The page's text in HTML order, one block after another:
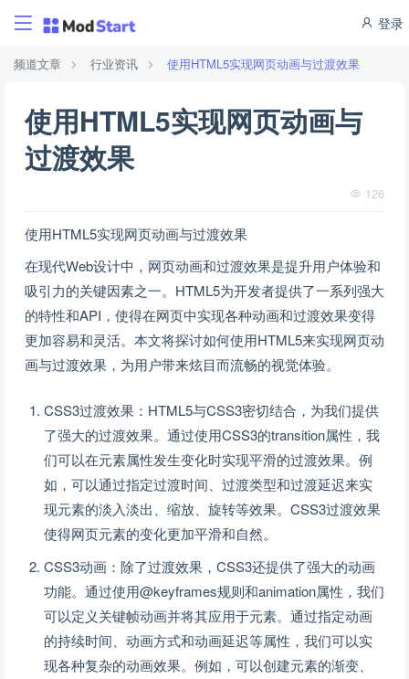
登录
频道文章 行业资讯 使用HTML5实现网页动画与过渡效果
使用HTML5实现网页动画与
过渡效果
126
使用HTML5实现网页动画与过渡效果
在现代Web设计中，网页动画和过渡效果是提升用户体验和
吸引力的关键因素之一。HTML5为开发者提供了一系列强大
的特性和API，使得在网页中实现各种动画和过渡效果变得
更加容易和灵活。本文将探讨如何使用HTML5来实现网页动
画与过渡效果，为用户带来炫目而流畅的视觉体验。
CSS3过渡效果：HTML5与CSS3密切结合，为我们提供
了强大的过渡效果。通过使用CSS3的transition属性，我
们可以在元素属性发生变化时实现平滑的过渡效果。例
如，可以通过指定过渡时间、过渡类型和过渡延迟来实
现元素的淡入淡出、缩放、旋转等效果。CSS3过渡效果
使得网页元素的变化更加平滑和自然。
CSS3动画：除了过渡效果，CSS3还提供了强大的动画
功能。通过使用@keyframes规则和animation属性，我们
可以定义关键帧动画并将其应用于元素。通过指定动画
的持续时间、动画方式和动画延迟等属性，我们可以实
现各种复杂的动画效果。例如，可以创建元素的渐变、